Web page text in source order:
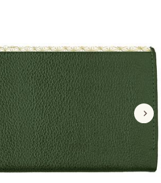
リック
ト
着
服
リック
ト
着
服
下着